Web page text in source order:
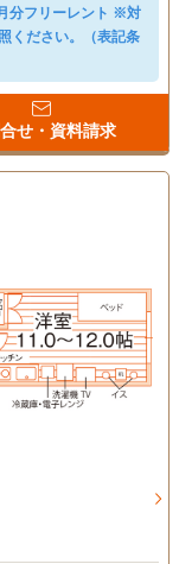
分フリーレント ※対
ください。（表記条
せ・資料請求